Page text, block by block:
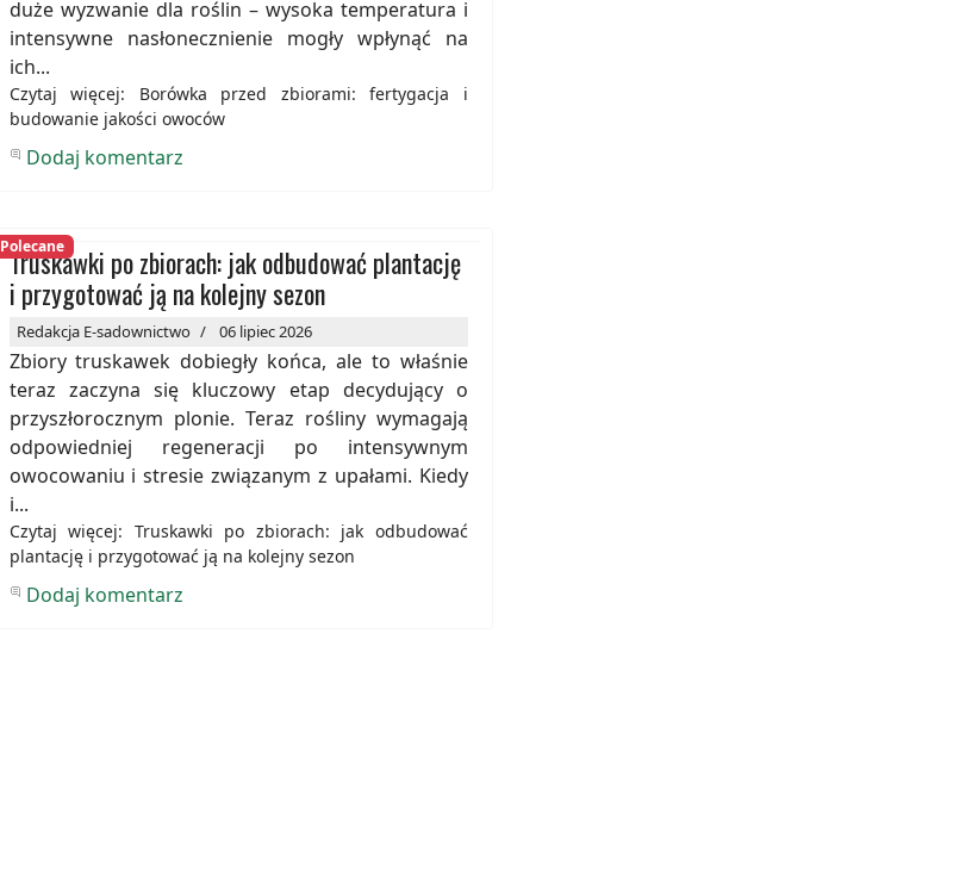
duże wyzwanie dla roślin – wysoka temperatura i
intensywne nasłonecznienie mogły wpłynąć na
ich...
Czytaj więcej: Borówka przed zbiorami: fertygacja i
budowanie jakości owoców
Dodaj komentarz
Polecane
Truskawki po zbiorach: jak odbudować plantację
i przygotować ją na kolejny sezon
Redakcja E-sadownictwo 06 lipiec 2026
Zbiory truskawek dobiegły końca, ale to właśnie
teraz zaczyna się kluczowy etap decydujący o
przyszłorocznym plonie. Teraz rośliny wymagają
odpowiedniej regeneracji po intensywnym
owocowaniu i stresie związanym z upałami. Kiedy
i...
Czytaj więcej: Truskawki po zbiorach: jak odbudować
plantację i przygotować ją na kolejny sezon
Dodaj komentarz